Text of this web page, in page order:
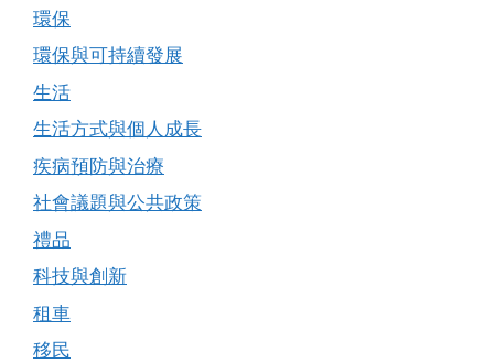
環保
環保與可持續發展
生活
生活方式與個人成長
疾病預防與治療
社會議題與公共政策
禮品
科技與創新
租車
移民